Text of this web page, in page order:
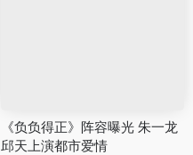
《负负得正》阵容曝光 朱一龙
邱天上演都市爱情